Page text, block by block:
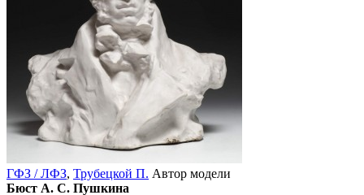
ГФЗ / ЛФЗ, Трубецкой П. Автор модели
Бюст А. С. Пушкина